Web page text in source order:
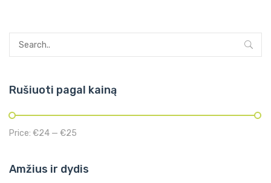
Rušiuoti pagal kainą
Price: €24 — €25
Amžius ir dydis